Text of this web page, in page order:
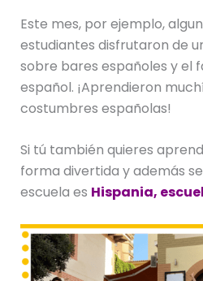
Este mes, por ejemplo,
estudiantes disfrutaron de
sobre bares españoles y el
español. ¡Aprendieron
costumbres españolas!
Si tú también quieres
forma divertida y además
escuela es Hispania,